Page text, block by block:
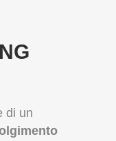
di un